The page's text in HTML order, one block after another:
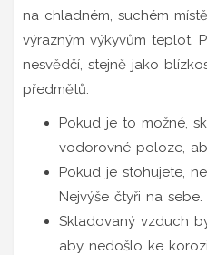
na chladném, suchém
výrazným výkyvům teplot.
nesvědčí, stejně jako
předmětů.
Pokud je to možné,
vodorovné poloze,
Pokud je stohujete,
Nejvýše čtyři na sebe.
Skladovaný vzduch
aby nedošlo ke